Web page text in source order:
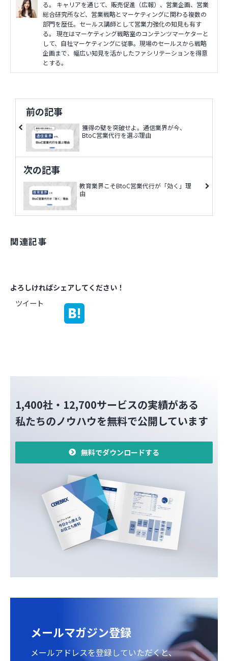
る。 キャリアを通じて、販売促進（広報）、営業企画、営業
総合研究所など、営業戦略とマーケティングに関わる複数の
部門を歴任。セールス講師として営業力強化の知見も有す
る。 現在はマーケティング戦略室のコンテンツマーケターと
して、自社マーケティングに従事。現場のセールスから戦略
企画まで、幅広い知見を活かしたファシリテーションを得意
とする。
前の記事
獲得の壁を突破せよ。通信業界が今、
BtoC営業代行を選ぶ理由
次の記事
教育業界こそBtoC営業代行が「効く」理
由
関連記事
よろしければシェアしてください！
ツイート
1,400社・12,700サービスの実績がある
私たちのノウハウを無料で公開しています
無料でダウンロードする
メールマガジン登録
メールアドレスを登録していただくと、